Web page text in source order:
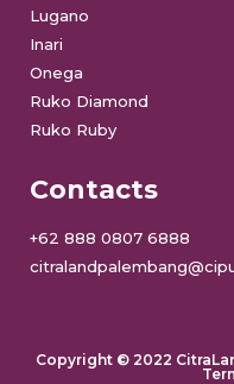
Lugano
Inari
Onega
Ruko Diamond
Ruko Ruby
Contacts
+62 888 0807 6888
Copyright © 2022